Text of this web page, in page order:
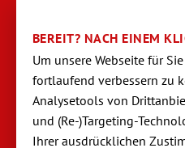
Büro Stendal
Westwall 18
39576 Stendal
03931 520944-0
stendal@dornseifer-
BEREIT? NACH EINEM
Um unsere Webseite für
fortlaufend verbessern zu
Analysetools von
und (Re-)Targeting-
Ihrer ausdrücklichen